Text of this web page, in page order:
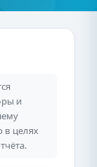
и
в целях